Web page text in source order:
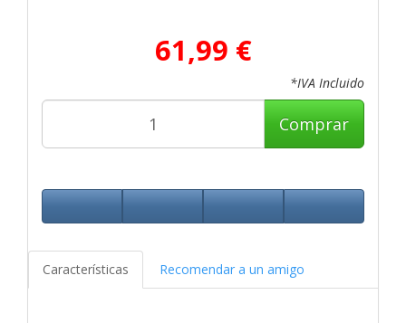
61,99 €
*IVA Incluido
Comprar
Características Recomendar a un amigo